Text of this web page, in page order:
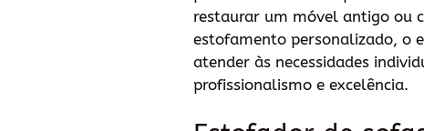
restaurar um móvel antigo ou
estofamento personalizado, o
atender às necessidades
profissionalismo e excelência.